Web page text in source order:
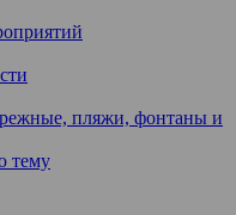
пляжи, фонтаны и
тему